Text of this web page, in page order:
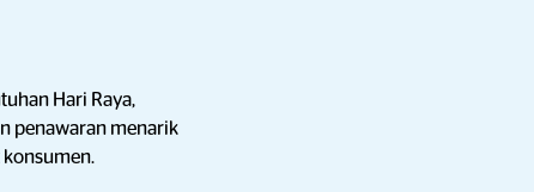
Hari Raya,
penawaran menarik